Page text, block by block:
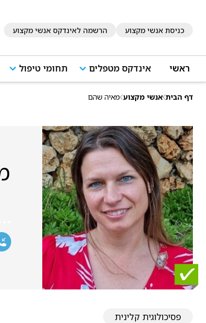
כניסת אנשי מקצוע הרשמה לאינדקס אנשי מקצוע
ראשי אינדקס מטפלים תחומי טיפול
דף הבית אנשי מקצוע מאיה שהם
פסיכולוגית קלינית